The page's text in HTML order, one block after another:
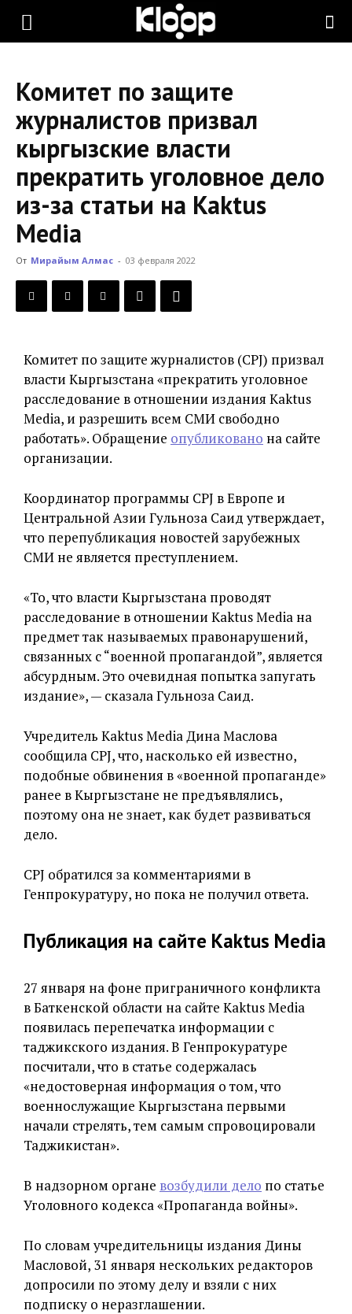
KLOOP.KG
Новости
Кыргызстана
Комитет по защите
журналистов призвал
кыргызские власти
прекратить уголовное дело
из-за статьи на Kaktus
Media
От Мирайым Алмас - 03 февраля 2022
Комитет по защите журналистов (CPJ) призвал
власти Кыргызстана «прекратить уголовное
расследование в отношении издания Kaktus
Media, и разрешить всем СМИ свободно
работать». Обращение опубликовано на сайте
организации.
Координатор программы CPJ в Европе и
Центральной Азии Гульноза Саид утверждает,
что перепубликация новостей зарубежных
СМИ не является преступлением.
«То, что власти Кыргызстана проводят
расследование в отношении Kaktus Media на
предмет так называемых правонарушений,
связанных с “военной пропагандой”, является
абсурдным. Это очевидная попытка запугать
издание», — сказала Гульноза Саид.
Учредитель Kaktus Media Дина Маслова
сообщила CPJ, что, насколько ей известно,
подобные обвинения в «военной пропаганде»
ранее в Кыргызстане не предъявлялись,
поэтому она не знает, как будет развиваться
дело.
CPJ обратился за комментариями в
Генпрокуратуру, но пока не получил ответа.
Публикация на сайте Kaktus Media
27 января на фоне приграничного конфликта
в Баткенской области на сайте Kaktus Media
появилась перепечатка информации с
таджикского издания. В Генпрокуратуре
посчитали, что в статье содержалась
«недостоверная информация о том, что
военнослужащие Кыргызстана первыми
начали стрелять, тем самым спровоцировали
Таджикистан».
В надзорном органе возбудили дело по статье
Уголовного кодекса «Пропаганда войны».
По словам учредительницы издания Дины
Масловой, 31 января нескольких редакторов
допросили по этому делу и взяли с них
подписку о неразглашении.